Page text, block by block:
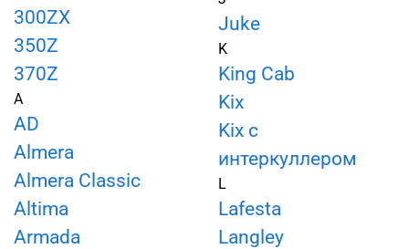
300ZX
350Z
370Z
A
AD
Almera
Almera Classic
Altima
Armada
Juke
K
King Cab
Kix
Kix с
интеркуллером
L
Lafesta
Langley